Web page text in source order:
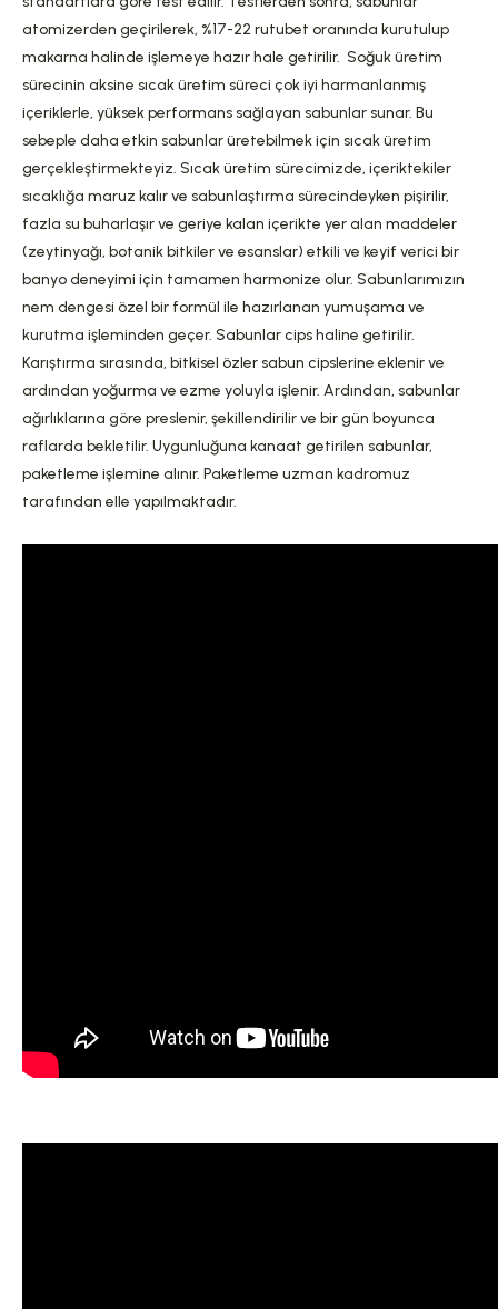
atomizerden geçirilerek, %17-22 rutubet oranında kurutulup
makarna halinde işlemeye hazır hale getirilir. Soğuk üretim
sürecinin aksine sıcak üretim süreci çok iyi harmanlanmış
içeriklerle, yüksek performans sağlayan sabunlar sunar. Bu
sebeple daha etkin sabunlar üretebilmek için sıcak üretim
gerçekleştirmekteyiz. Sıcak üretim sürecimizde, içeriktekiler
sıcaklığa maruz kalır ve sabunlaştırma sürecindeyken pişirilir,
fazla su buharlaşır ve geriye kalan içerikte yer alan maddeler
(zeytinyağı, botanik bitkiler ve esanslar) etkili ve keyif verici bir
banyo deneyimi için tamamen harmonize olur. Sabunlarımızın
nem dengesi özel bir formül ile hazırlanan yumuşama ve
kurutma işleminden geçer. Sabunlar cips haline getirilir.
Karıştırma sırasında, bitkisel özler sabun cipslerine eklenir ve
ardından yoğurma ve ezme yoluyla işlenir. Ardından, sabunlar
ağırlıklarına göre preslenir, şekillendirilir ve bir gün boyunca
raflarda bekletilir. Uygunluğuna kanaat getirilen sabunlar,
paketleme işlemine alınır. Paketleme uzman kadromuz
tarafından elle yapılmaktadır.